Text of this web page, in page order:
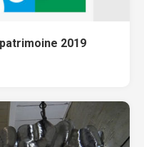
2019